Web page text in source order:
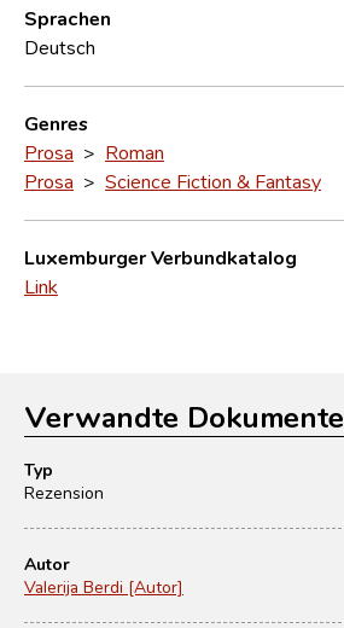
Sprachen
Deutsch
Genres
Prosa > Roman
Prosa > Science Fiction & Fantasy
Luxemburger Verbundkatalog
Link
Verwandte Dokumente
Typ
Rezension
Autor
Valerija Berdi [Autor]